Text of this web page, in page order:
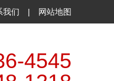
我们 | 网站地图
4545